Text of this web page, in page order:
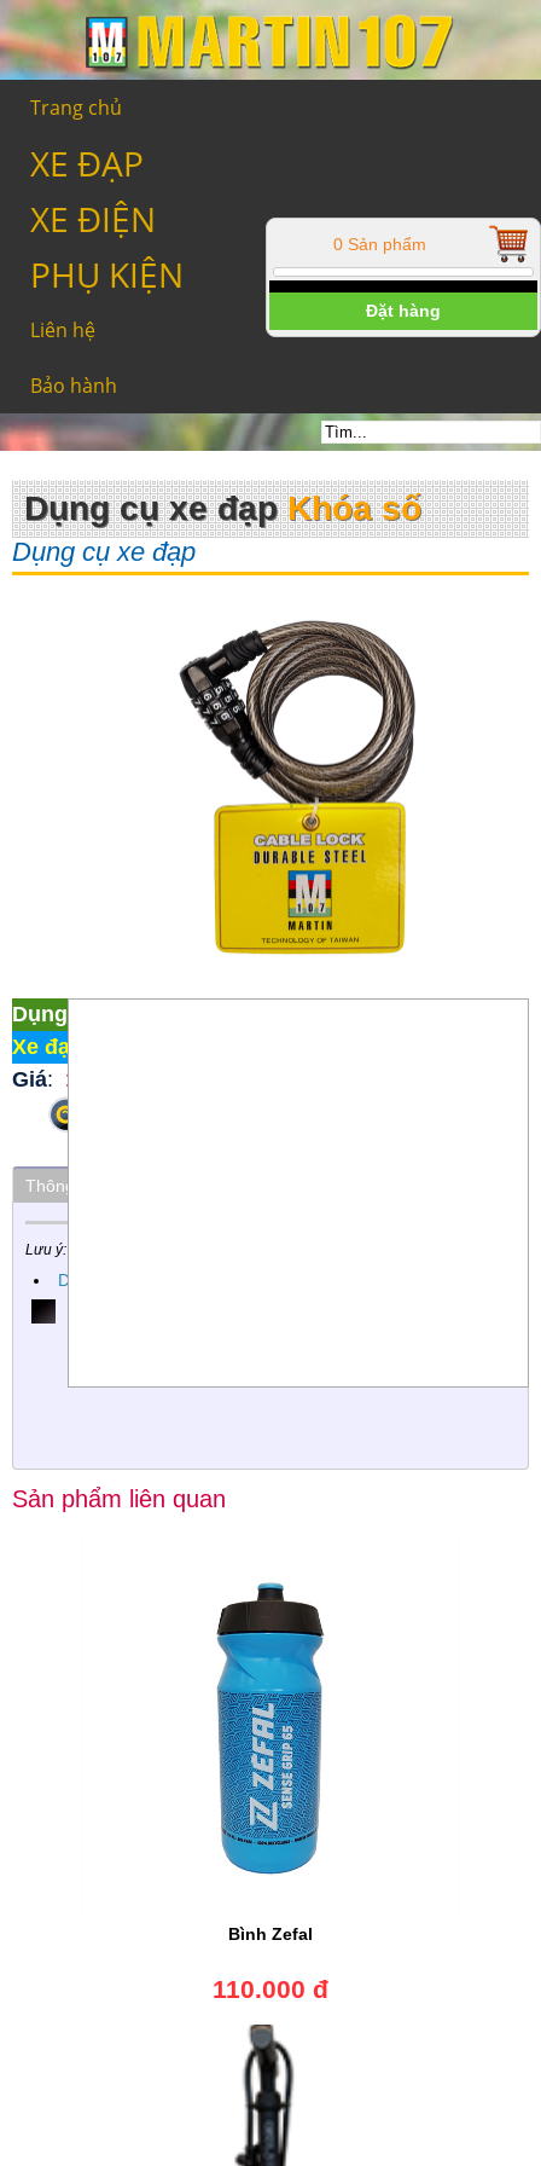
0 Sản phẩm
Đặt hàng
Trang chủ
XE ĐẠP
XE ĐIỆN
PHỤ KIỆN
Liên hệ
Bảo hành
Dụng cụ xe đạpKhóa số
Dụng cụ xe đạp
Dụng cụ xe đạp Khóa số
Xe đạp Martin 107
Giá: 100.000 đ
Thông số kỹ thuật
Lưu ý: Các chi tiết có thể thay đổi mà không cần phải báo trước
Dụng cụ xe đạp
Sản phẩm liên quan
Bình Zefal
110.000 đ